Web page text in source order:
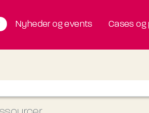
Nyheder og events Cases og